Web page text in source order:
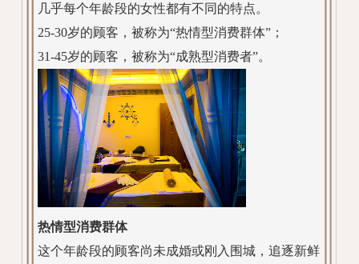
几乎每个年龄段的女性都有不同的特点。
25-30岁的顾客，被称为“热情型消费群体”；
31-45岁的顾客，被称为“成熟型消费者”。
热情型消费群体
这个年龄段的顾客尚未成婚或刚入围城，追逐新鲜